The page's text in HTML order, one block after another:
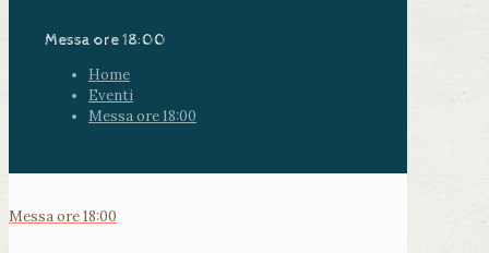
Messa ore 18:00
Home
Eventi
Messa ore 18:00
Messa ore 18:00